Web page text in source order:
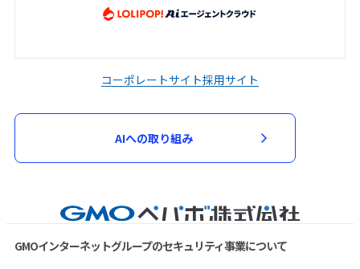
コーポレートサイト採用サイト
AIへの取り組み
GMOインターネットグループのセキュリティ事業について